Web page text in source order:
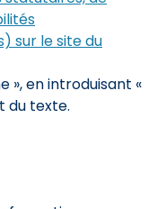
sur le site du
», en introduisant «
du texte.